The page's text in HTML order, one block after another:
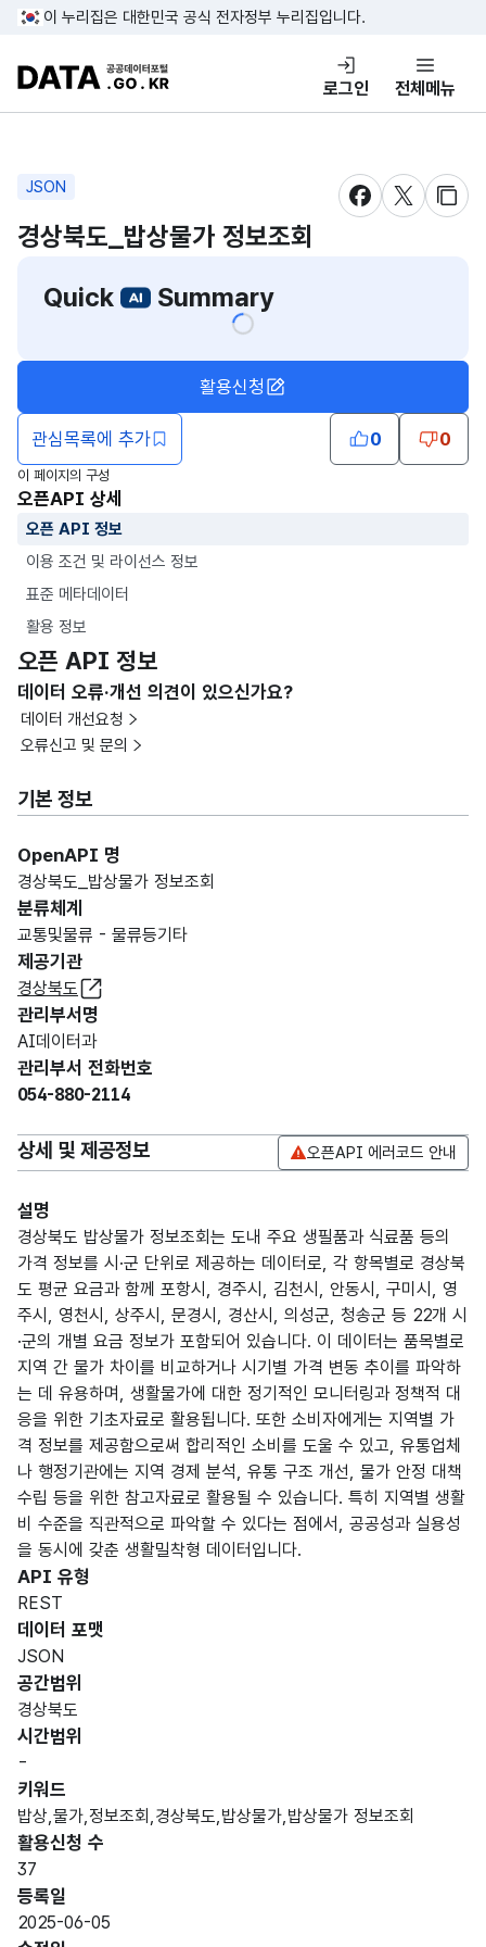
콘텐츠 바로가기
푸터 바로가기
이 누리집은 대한민국 공식 전자정부 누리집입니다.
DATA.GO.KR 공공데이터포털
로그인 전체메뉴
JSON
새창 열림새창 열림
새창
경상북도_밥상물가 정보조회
Quick
Summary
관심목록에 추가
활용신청
0 0
이 페이지의 구성
오픈API 상세
오픈 API 정보
이용 조건 및 라이선스 정보
표준 메타데이터
활용 정보
오픈 API 정보
데이터 오류·개선 의견이 있으신가요?
데이터 개선요청
오류신고 및 문의
기본 정보
OpenAPI 명
경상북도_밥상물가 정보조회
분류체계
교통및물류 - 물류등기타
제공기관
경상북도
관리부서명
AI데이터과
관리부서 전화번호
054-880-2114
상세 및 제공정보 오픈API 에러코드 안내
설명
경상북도 밥상물가 정보조회는 도내 주요 생필품과 식료품 등의
가격 정보를 시·군 단위로 제공하는 데이터로, 각 항목별로 경상북
도 평균 요금과 함께 포항시, 경주시, 김천시, 안동시, 구미시, 영
주시, 영천시, 상주시, 문경시, 경산시, 의성군, 청송군 등 22개 시
·군의 개별 요금 정보가 포함되어 있습니다. 이 데이터는 품목별로
지역 간 물가 차이를 비교하거나 시기별 가격 변동 추이를 파악하
는 데 유용하며, 생활물가에 대한 정기적인 모니터링과 정책적 대
응을 위한 기초자료로 활용됩니다. 또한 소비자에게는 지역별 가
격 정보를 제공함으로써 합리적인 소비를 도울 수 있고, 유통업체
나 행정기관에는 지역 경제 분석, 유통 구조 개선, 물가 안정 대책
수립 등을 위한 참고자료로 활용될 수 있습니다. 특히 지역별 생활
비 수준을 직관적으로 파악할 수 있다는 점에서, 공공성과 실용성
을 동시에 갖춘 생활밀착형 데이터입니다.
API 유형
REST
데이터 포맷
JSON
공간범위
경상북도
시간범위
-
키워드
밥상,물가,정보조회,경상북도,밥상물가,밥상물가 정보조회
활용신청 수
37
등록일
2025-06-05